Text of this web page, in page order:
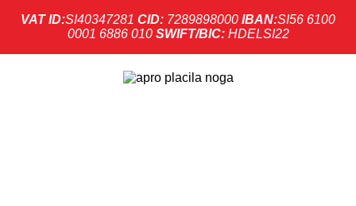
VAT ID:SI40347281 CID: 7289898000 IBAN:SI56 6100
0001 6886 010 SWIFT/BIC:HDELSI22